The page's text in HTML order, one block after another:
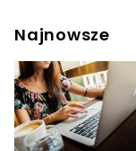
o oddawanie
Borkowski,
Intensywnej
opublikowanym
z udziałem
godziny 17:00 na
Motoambulans
samochodem
Najnowsze